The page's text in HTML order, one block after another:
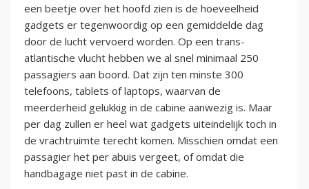
een beetje over het hoofd zien is de hoeveelheid
gadgets er tegenwoordig op een gemiddelde dag
door de lucht vervoerd worden. Op een trans-
atlantische vlucht hebben we al snel minimaal 250
passagiers aan boord. Dat zijn ten minste 300
telefoons, tablets of laptops, waarvan de
meerderheid gelukkig in de cabine aanwezig is. Maar
per dag zullen er heel wat gadgets uiteindelijk toch in
de vrachtruimte terecht komen. Misschien omdat een
passagier het per abuis vergeet, of omdat die
handbagage niet past in de cabine.